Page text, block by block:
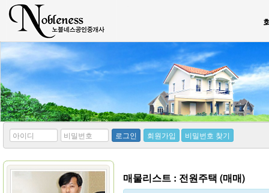
*
아
디
*
비
번
호
로그인 회원가입 비밀번호 찾기
매물리스트 : 전원주택 (매매)